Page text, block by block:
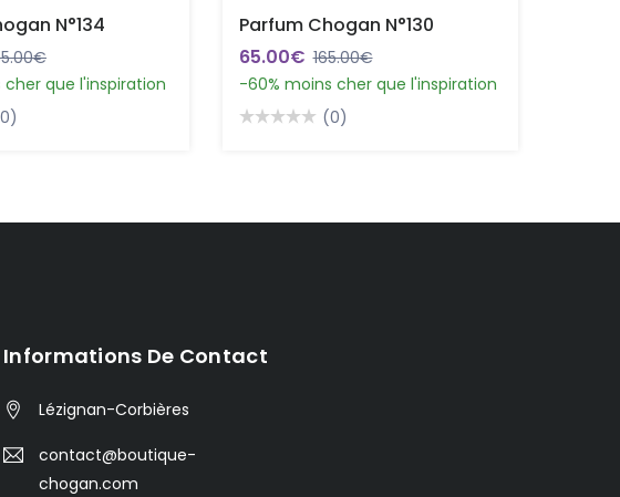
N°134
cher que l'inspiration
Parfum Chogan N°130
65.00€ 165.00€
-60% moins cher que l'inspiration
(0)
Informations De Contact
Lézignan-Corbières
contact@boutique-
chogan.com